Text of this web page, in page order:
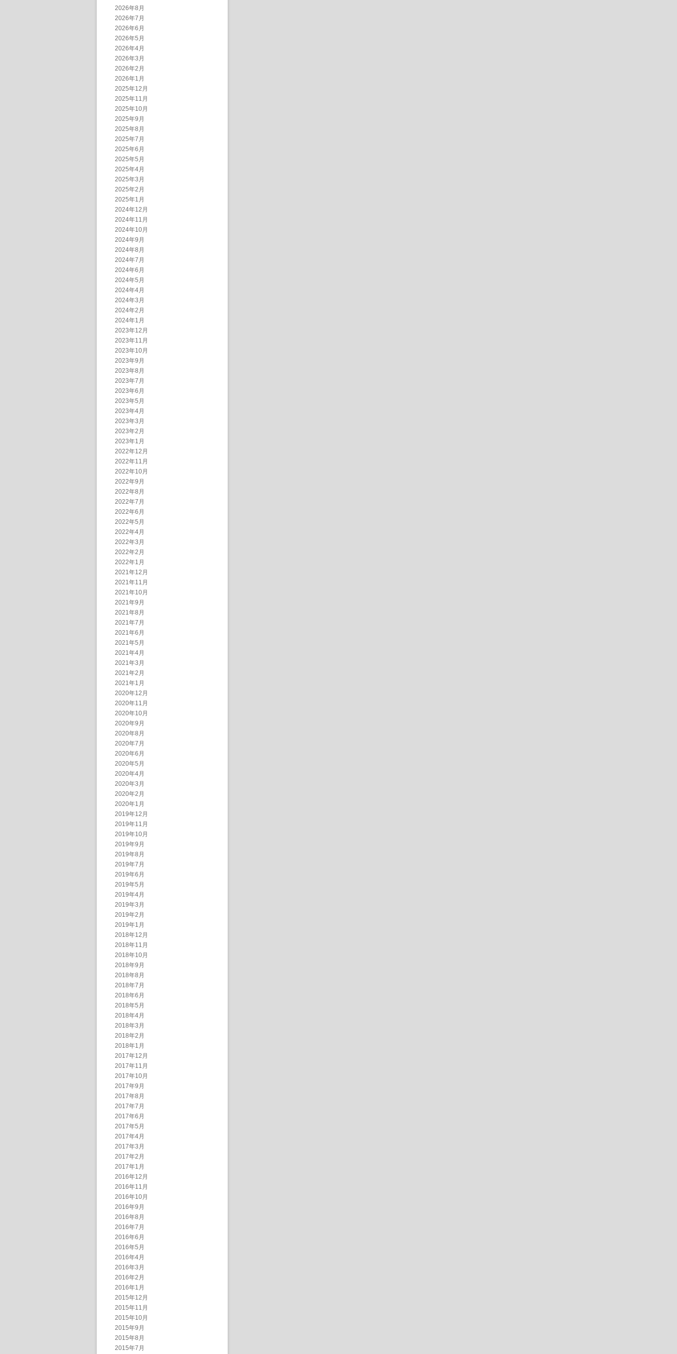
2026年8月
2026年7月
2026年6月
2026年5月
2026年4月
2026年3月
2026年2月
2026年1月
2025年12月
2025年11月
2025年10月
2025年9月
2025年8月
2025年7月
2025年6月
2025年5月
2025年4月
2025年3月
2025年2月
2025年1月
2024年12月
2024年11月
2024年10月
2024年9月
2024年8月
2024年7月
2024年6月
2024年5月
2024年4月
2024年3月
2024年2月
2024年1月
2023年12月
2023年11月
2023年10月
2023年9月
2023年8月
2023年7月
2023年6月
2023年5月
2023年4月
2023年3月
2023年2月
2023年1月
2022年12月
2022年11月
2022年10月
2022年9月
2022年8月
2022年7月
2022年6月
2022年5月
2022年4月
2022年3月
2022年2月
2022年1月
2021年12月
2021年11月
2021年10月
2021年9月
2021年8月
2021年7月
2021年6月
2021年5月
2021年4月
2021年3月
2021年2月
2021年1月
2020年12月
2020年11月
2020年10月
2020年9月
2020年8月
2020年7月
2020年6月
2020年5月
2020年4月
2020年3月
2020年2月
2020年1月
2019年12月
2019年11月
2019年10月
2019年9月
2019年8月
2019年7月
2019年6月
2019年5月
2019年4月
2019年3月
2019年2月
2019年1月
2018年12月
2018年11月
2018年10月
2018年9月
2018年8月
2018年7月
2018年6月
2018年5月
2018年4月
2018年3月
2018年2月
2018年1月
2017年12月
2017年11月
2017年10月
2017年9月
2017年8月
2017年7月
2017年6月
2017年5月
2017年4月
2017年3月
2017年2月
2017年1月
2016年12月
2016年11月
2016年10月
2016年9月
2016年8月
2016年7月
2016年6月
2016年5月
2016年4月
2016年3月
2016年2月
2016年1月
2015年12月
2015年11月
2015年10月
2015年9月
2015年8月
2015年7月